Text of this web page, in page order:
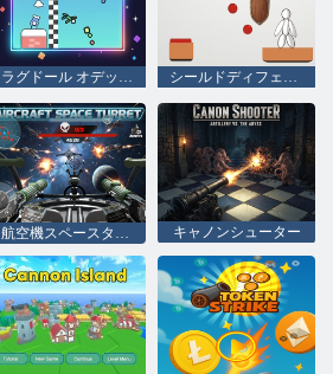
ラグドール オデッセイ シールドディフェンダー
航空機スペースタレット キャノンシューター